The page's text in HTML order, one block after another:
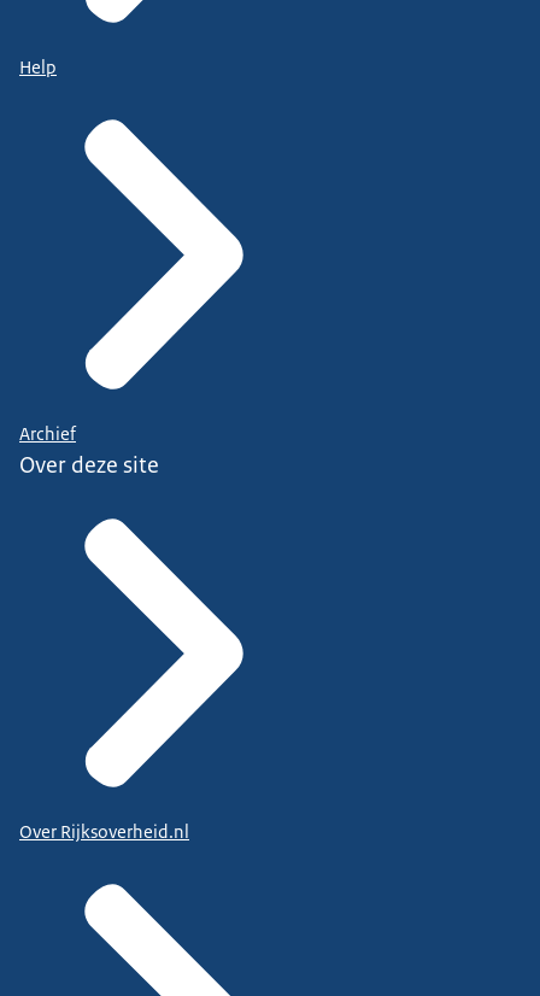
Help
Archief
Over deze site
Over Rijksoverheid.nl